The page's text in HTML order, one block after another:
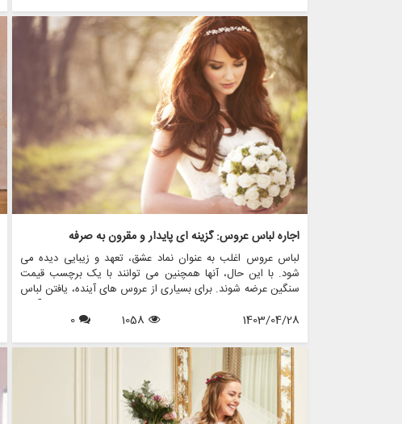
پردازیم و بررسی می کنیم که مزون چرخچی، یک فروشگاه پیشرو
عروس، چگونه این عناصر جاودانه را در مجموعه نفیس لباس عروس
خود گنجانده است.
اجاره لباس عروس: گزینه ای پایدار و مقرون به صرفه
لباس عروس اغلب به عنوان نماد عشق، تعهد و زیبایی دیده می
شود. با این حال، آنها همچنین می توانند با یک برچسب قیمت
سنگین عرضه شوند. برای بسیاری از عروس های آینده، یافتن لباس
عروس مناسب و متناسب با بودجه شان می تواند کار دلهره آوری
باشد. اینجاست که لباس های عروسی دست دوم وارد عمل می
گره زدن بدون شکستن پول هستند، ارائه می دهند.
1403/04/28
1058
0